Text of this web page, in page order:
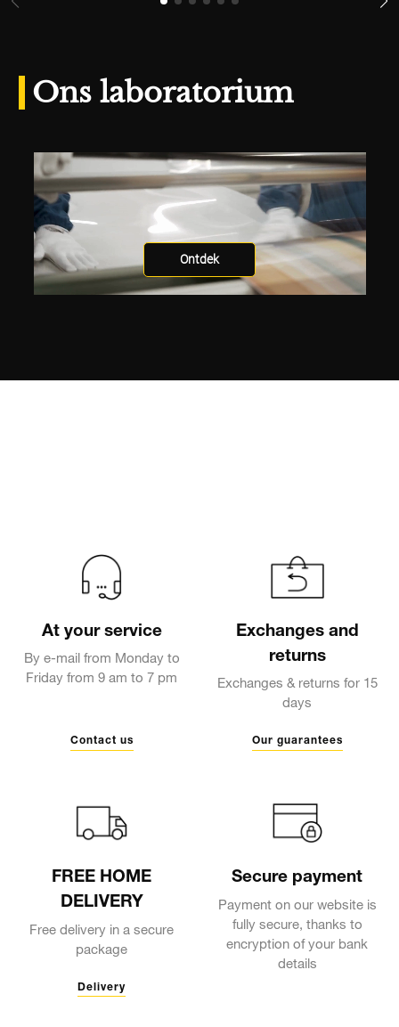
Ons laboratorium
Ontdek
At your service
By e-mail from Monday to
Friday from 9 am to 7 pm
Contact us
Exchanges and
returns
Exchanges & returns for 15
days
Our guarantees
FREE HOME
DELIVERY
Free delivery in a secure
package
Delivery
Secure payment
Payment on our website is
fully secure, thanks to
encryption of your bank
details